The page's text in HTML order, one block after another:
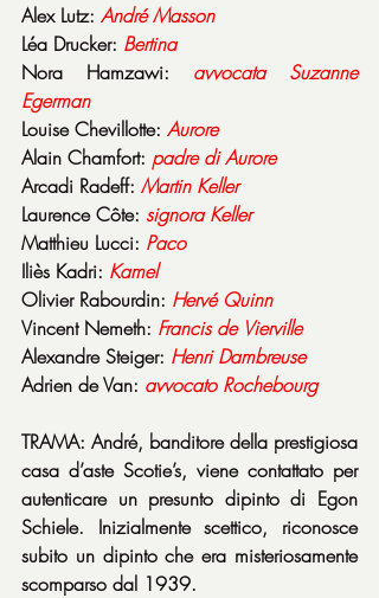
Alex Lutz: André Masson
Léa Drucker: Bertina
Nora Hamzawi: avvocata
Suzanne
Egerman
Louise Chevillotte: Aurore
Alain Chamfort: padre di Aurore
Arcadi Radeff: Martin Keller
Laurence Côte: signora Keller
Matthieu Lucci: Paco
Iliès Kadri: Kamel
Olivier Rabourdin: Hervé Quinn
Vincent Nemeth: Francis de Vierville
Alexandre Steiger: Henri Dambreuse
Adrien de Van: avvocato Rochebourg
TRAMA: André, banditore della prestigiosa
casa d’aste Scotie’s, viene contattato per
autenticare un presunto dipinto di Egon
Schiele. Inizialmente scettico, riconosce
subito un dipinto che era misteriosamente
scomparso dal 1939.